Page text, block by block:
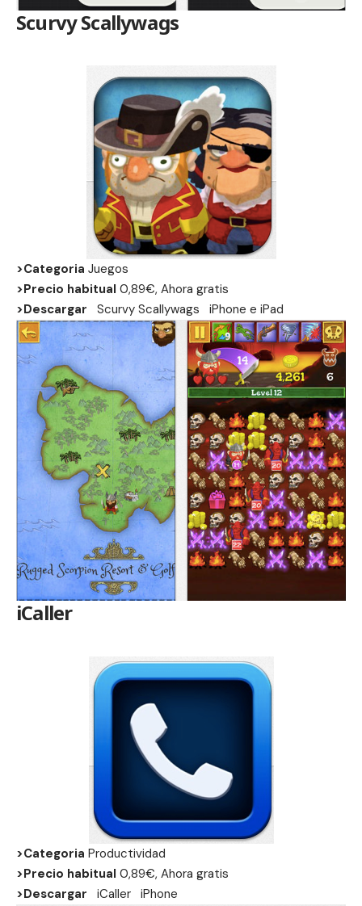
Scurvy Scallywags
>Categoria Juegos
>Precio habitual 0,89€, Ahora gratis
>Descargar
Scurvy Scallywags iPhone e iPad
iCaller
>Categoria Productividad
>Precio habitual 0,89€, Ahora gratis
>Descargar
iCaller iPhone